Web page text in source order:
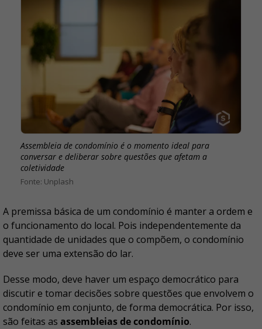
Assembleia de condomínio é o momento ideal para
conversar e deliberar sobre questões que afetam a
coletividade
Unplash
A premissa básica de um condomínio é manter a ordem e
o funcionamento do local. Pois independentemente da
quantidade de unidades que o compõem, o condomínio
deve ser uma extensão do lar.
Desse modo, deve haver um espaço democrático para
discutir e tomar decisões sobre questões que envolvem o
condomínio em conjunto, de forma democrática. Por isso,
são feitas as assembleias de condomínio.